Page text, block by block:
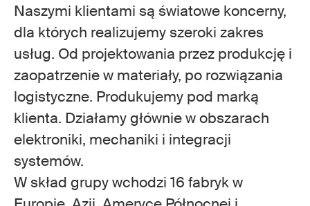
Naszymi klientami są światowe koncerny,
dla których realizujemy szeroki zakres
usług. Od projektowania przez produkcję i
zaopatrzenie w materiały, po rozwiązania
logistyczne. Produkujemy pod marką
klienta. Działamy głównie w obszarach
elektroniki, mechaniki i integracji
systemów.
W skład grupy wchodzi 16 fabryk w